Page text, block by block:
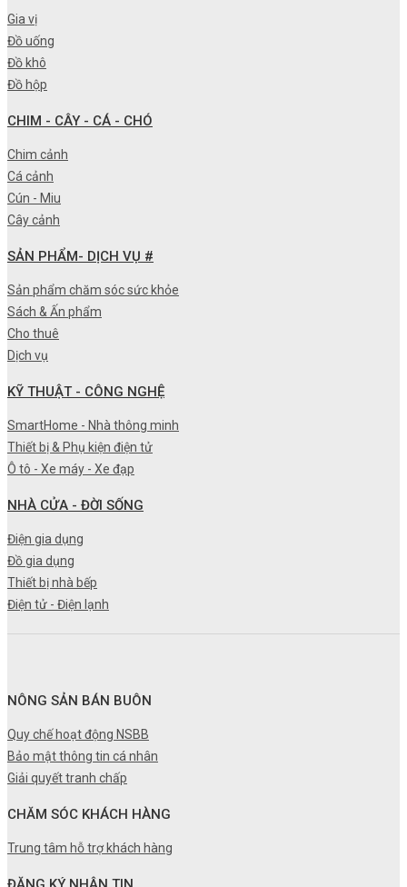
Gia vị
Đồ uống
Đồ khô
Đồ hộp
CHIM - CÂY - CÁ - CHÓ
Chim cảnh
Cá cảnh
Cún - Miu
Cây cảnh
SẢN PHẨM- DỊCH VỤ #
Sản phẩm chăm sóc sức khỏe
Sách & Ấn phẩm
Cho thuê
Dịch vụ
KỸ THUẬT - CÔNG NGHỆ
SmartHome - Nhà thông minh
Thiết bị & Phụ kiện điện tử
Ô tô - Xe máy - Xe đạp
NHÀ CỬA - ĐỜI SỐNG
Điện gia dụng
Đồ gia dụng
Thiết bị nhà bếp
Điện tử - Điện lạnh
NÔNG SẢN BÁN BUÔN
Quy chế hoạt động NSBB
Bảo mật thông tin cá nhân
Giải quyết tranh chấp
CHĂM SÓC KHÁCH HÀNG
Trung tâm hỗ trợ khách hàng